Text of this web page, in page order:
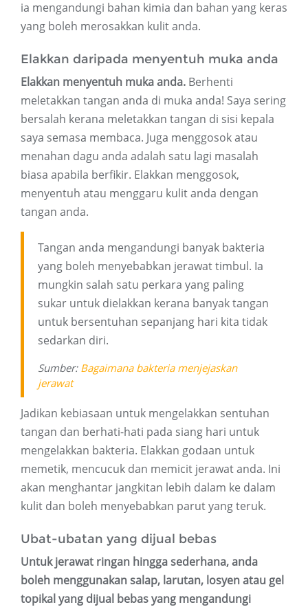
ia mengandungi bahan kimia dan bahan yang keras
yang boleh merosakkan kulit anda.
Elakkan daripada menyentuh muka anda
Elakkan menyentuh muka anda. Berhenti
meletakkan tangan anda di muka anda! Saya sering
bersalah kerana meletakkan tangan di sisi kepala
saya semasa membaca. Juga menggosok atau
menahan dagu anda adalah satu lagi masalah
biasa apabila berfikir. Elakkan menggosok,
menyentuh atau menggaru kulit anda dengan
tangan anda.
Tangan anda mengandungi banyak bakteria
yang boleh menyebabkan jerawat timbul. Ia
mungkin salah satu perkara yang paling
sukar untuk dielakkan kerana banyak tangan
untuk bersentuhan sepanjang hari kita tidak
sedarkan diri.
Sumber: Bagaimana bakteria menjejaskan
jerawat
Jadikan kebiasaan untuk mengelakkan sentuhan
tangan dan berhati-hati pada siang hari untuk
mengelakkan bakteria. Elakkan godaan untuk
memetik, mencucuk dan memicit jerawat anda. Ini
akan menghantar jangkitan lebih dalam ke dalam
kulit dan boleh menyebabkan parut yang teruk.
Ubat-ubatan yang dijual bebas
Untuk jerawat ringan hingga sederhana, anda
boleh menggunakan salap, larutan, losyen atau gel
topikal yang dijual bebas yang mengandungi